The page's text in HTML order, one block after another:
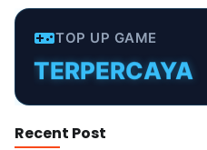
TOP UP GAME
MURAH
TERPERCAYA
INSTANT
CEPAT
Recent Post